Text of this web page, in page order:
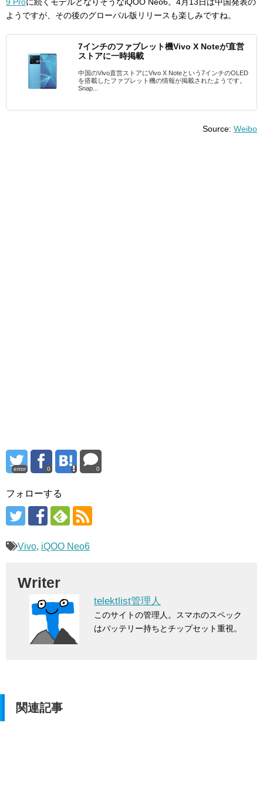
ようですが、その後のグローバル版リリースも楽しみですね。
7インチのファブレット機Vivo X Noteが直営
ストアに一時掲載
中国のVivo直営ストアにVivo X Noteという7インチのOLED
を搭載したファブレット機の情報が掲載されたようです。
Snap...
Source: Weibo
error 0 0
フォローする
Vivo, iQOO Neo6
Writer
telektlist管理人
このサイトの管理人。スマホのスペック
はバッテリー持ちとチップセット重視。
関連記事